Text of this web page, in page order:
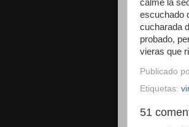
calme la
escuchado
cucharada
probado,
vieras que
Publicado
Etiquetas:
51